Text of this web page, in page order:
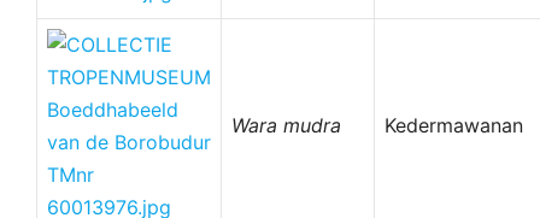
Wara mudra Kedermawanan